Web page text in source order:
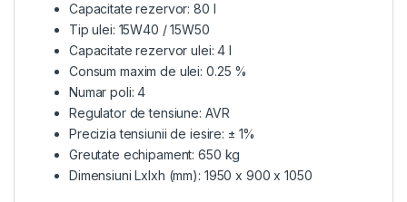
Capacitate rezervor: 80 l
Tip ulei: 15W40 / 15W50
Capacitate rezervor ulei: 4 l
Consum maxim de ulei: 0.25 %
Numar poli: 4
Regulator de tensiune: AVR
Precizia tensiunii de iesire: ± 1%
Greutate echipament: 650 kg
Dimensiuni Lxlxh (mm): 1950 x 900 x 1050